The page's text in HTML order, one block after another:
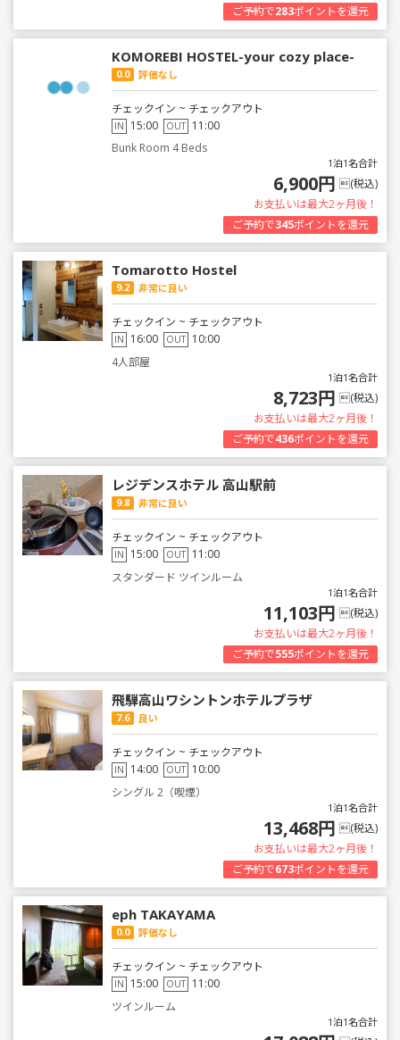
ご予約で283ポイントを還元
KOMOREBI HOSTEL-your cozy place-
0.0 評価なし
チェックイン ~ チェックアウト
IN 15:00 OUT 11:00
Bunk Room 4 Beds
1泊1名合計
6,900円 (税込)
お支払いは最大2ヶ月後！
ご予約で345ポイントを還元
Tomarotto Hostel
9.2 非常に良い
チェックイン ~ チェックアウト
IN 16:00 OUT 10:00
4人部屋
1泊1名合計
8,723円 (税込)
お支払いは最大2ヶ月後！
ご予約で436ポイントを還元
レジデンスホテル 高山駅前
9.8 非常に良い
チェックイン ~ チェックアウト
IN 15:00 OUT 11:00
スタンダード ツインルーム
1泊1名合計
11,103円 (税込)
お支払いは最大2ヶ月後！
ご予約で555ポイントを還元
飛騨高山ワシントンホテルプラザ
7.6 良い
チェックイン ~ チェックアウト
IN 14:00 OUT 10:00
シングル 2（喫煙）
1泊1名合計
13,468円 (税込)
お支払いは最大2ヶ月後！
ご予約で673ポイントを還元
eph TAKAYAMA
0.0 評価なし
チェックイン ~ チェックアウト
IN 15:00 OUT 11:00
ツインルーム
1泊1名合計